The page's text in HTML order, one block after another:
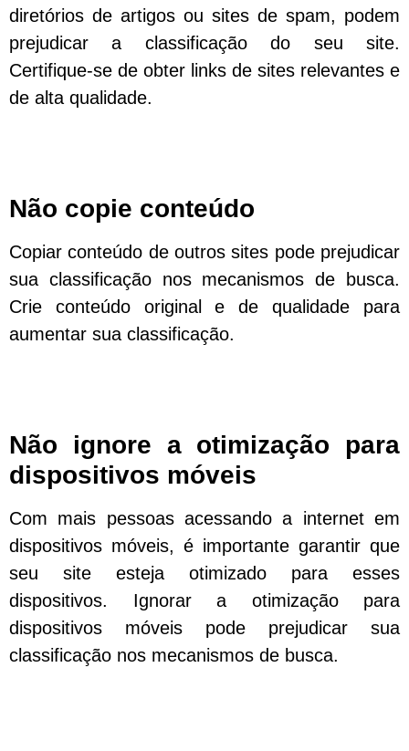
diretórios de artigos ou sites de spam, podem
prejudicar a classificação do seu site.
Certifique-se de obter links de sites relevantes e
de alta qualidade.
Não copie conteúdo
Copiar conteúdo de outros sites pode prejudicar
sua classificação nos mecanismos de busca.
Crie conteúdo original e de qualidade para
aumentar sua classificação.
Não ignore a otimização para
dispositivos móveis
Com mais pessoas acessando a internet em
dispositivos móveis, é importante garantir que
seu site esteja otimizado para esses
dispositivos. Ignorar a otimização para
dispositivos móveis pode prejudicar sua
classificação nos mecanismos de busca.